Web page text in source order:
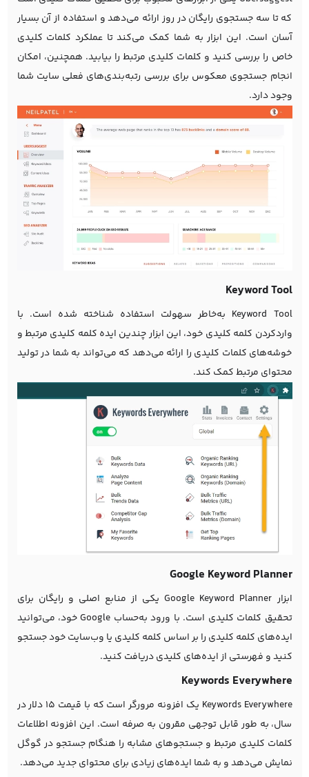
که تا سه جستجوی رایگان در روز ارائه می‌دهد و استفاده از آن بسیار
آسان است. این ابزار به شما کمک می‌کند تا عملکرد کلمات کلیدی
خاص را بررسی کنید و کلمات کلیدی مرتبط را بیابید. همچنین، امکان
انجام جستجوی معکوس برای بررسی رتبه‌بندی‌های فعلی سایت شما
وجود دارد.
Keyword Tool
Keyword Tool به‌خاطر سهولت استفاده شناخته شده است. با
واردکردن کلمه کلیدی خود، این ابزار چندین ایده کلمه کلیدی مرتبط و
خوشه‌های کلمات کلیدی را ارائه می‌دهد که می‌تواند به شما در تولید
محتوای مرتبط کمک کند.
Google Keyword Planner
ابزار Google Keyword Planner یکی از منابع اصلی و رایگان برای
تحقیق کلمات کلیدی است. با ورود به‌حساب Google خود، می‌توانید
ایده‌های کلمه کلیدی را بر اساس کلمه کلیدی یا وب‌سایت خود جستجو
کنید و فهرستی از ایده‌های کلیدی دریافت کنید.
Keywords Everywhere
Keywords Everywhere یک افزونه مرورگر است که با قیمت 15 دلار در
سال، به طور قابل توجهی مقرون به صرفه است. این افزونه اطلاعات
کلمات کلیدی مرتبط و جستجوهای مشابه را هنگام جستجو در گوگل
نمایش می‌دهد و به شما ایده‌های زیادی برای محتوای جدید می‌دهد.